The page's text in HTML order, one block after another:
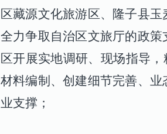
区藏源文化旅游区、隆子县
全力争取自治区文旅厅的政
区开展实地调研、现场指导
材料编制、创建细节完善、
业支撑；